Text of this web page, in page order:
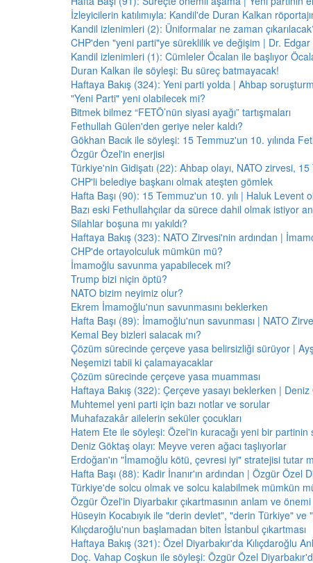
İzleyicilerin katılımıyla: Kandil'de Duran Kalkan
Kandil izlenimleri (2): Üniformalar ne zaman
CHP'den "yeni parti"ye süreklilik ve değişim | Dr.
Kandil izlenimleri (1): Cümleler Öcalan ile başlıyor
Duran Kalkan ile söyleşi: Bu süreç batmayacak!
Haftaya Bakış (324): Yeni parti yolda | Ahbap
"Yeni Parti" yeni olabilecek mi?
Bitmek bilmez “FETÖ’nün siyasi ayağı” tartışmaları
Fethullah Gülen'den geriye neler kaldı?
Gökhan Bacık ile söyleşi: 15 Temmuz'un 10. yılında
Özgür Özel'in enerjisi
Türkiye'nin Gidişatı (22): Ahbap olayı, NATO zirvesi,
CHP'li belediye başkanı olmak ateşten gömlek
Hafta Başı (90): 15 Temmuz'un 10. yılı | Haluk Levent
Bazı eski Fethullahçılar da sürece dahil olmak istiyor
Silahlar boşuna mı yakıldı?
Haftaya Bakış (323): NATO Zirvesi'nin ardından |
CHP'de ortayolculuk mümkün mü?
İmamoğlu savunma yapabilecek mi?
Trump bizi niçin öptü?
NATO bizim neyimiz olur?
Ekrem İmamoğlu'nun savunmasını beklerken
Hafta Başı (89): İmamoğlu'nun savunması | NATO
Kemal Bey bizleri salacak mı?
Çözüm sürecinde çerçeve yasa belirsizliği sürüyor |
Neşemizi tabii ki çalamayacaklar
Çözüm sürecinde çerçeve yasa muamması
Haftaya Bakış (322): Çerçeve yasayı beklerken |
Muhtemel yeni parti için bazı notlar ve sorular
Muhafazakâr ailelerin seküler çocukları
Hatem Ete ile söyleşi: Özel'in kuracağı yeni bir partinin
Deniz Göktaş olayı: Meyve veren ağacı taşlıyorlar
Erdoğan'ın "İmamoğlu kötü, çevresi iyi" stratejisi tutar
Hafta Başı (88): Kadir İnanır'ın ardından | Özgür Özel
Türkiye'de solcu olmak ve solcu kalabilmek mümkün
Özgür Özel'in Diyarbakır çıkartmasının anlam ve önemi
Hüseyin Kocabıyık ile "derin devlet", "derin Türkiye"
Kılıçdaroğlu'nun başlamadan biten İstanbul çıkartması
Haftaya Bakış (321): Özel Diyarbakır'da Kılıçdaroğlu
Doç. Vahap Coşkun ile söyleşi: Özgür Özel